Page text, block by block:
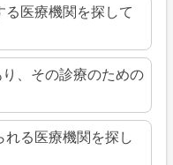
医療機関を探して
、その診療のための
る医療機関を探し